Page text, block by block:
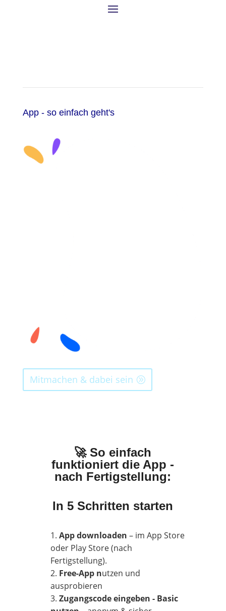
App - so einfach geht's
Mitmachen & dabei sein
🚀 So einfach
funktioniert die App -
nach Fertigstellung:
In 5 Schritten starten
App downloaden – im App Store
oder Play Store (nach
Fertigstellung).
Free-App nutzen und
ausprobieren
Zugangscode eingeben - Basic